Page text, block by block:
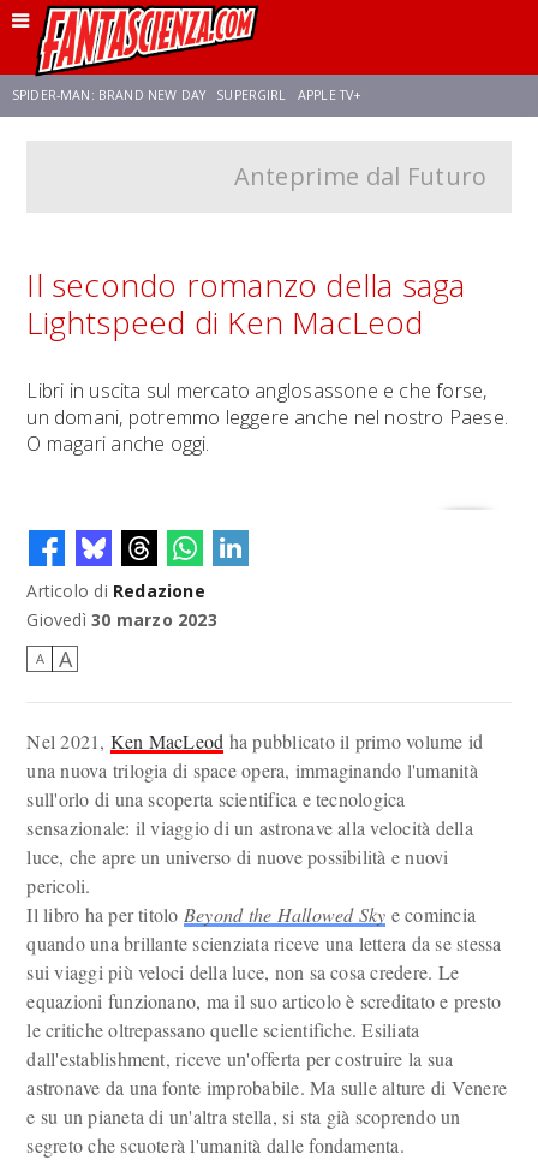
SPIDER-MAN: BRAND NEW DAY SUPERGIRL APPLE TV+
ZENDAYA STAR TREK AVENGERS: DOOMSDAY
Anteprime dal Futuro
Il secondo romanzo della saga
Lightspeed di Ken MacLeod
Libri in uscita sul mercato anglosassone e che forse,
un domani, potremmo leggere anche nel nostro Paese.
O magari anche oggi.
Articolo di Redazione
Giovedì 30 marzo 2023
A A
Nel 2021, Ken MacLeod ha pubblicato il primo volume id
una nuova trilogia di space opera, immaginando l'umanità
sull'orlo di una scoperta scientifica e tecnologica
sensazionale: il viaggio di un astronave alla velocità della
luce, che apre un universo di nuove possibilità e nuovi
pericoli.
Il libro ha per titolo Beyond the Hallowed Sky e comincia
quando una brillante scienziata riceve una lettera da se stessa
sui viaggi più veloci della luce, non sa cosa credere. Le
equazioni funzionano, ma il suo articolo è screditato e presto
le critiche oltrepassano quelle scientifiche. Esiliata
dall'establishment, riceve un'offerta per costruire la sua
astronave da una fonte improbabile. Ma sulle alture di Venere
e su un pianeta di un'altra stella, si sta già scoprendo un
segreto che scuoterà l'umanità dalle fondamenta.